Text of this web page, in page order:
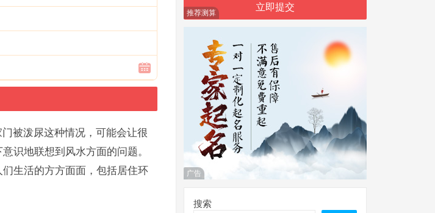
被泼尿这种情况，可能会让很
识地联想到风水方面的问题。
生活的方方面面，包括居住环
推荐测算
广告
搜索